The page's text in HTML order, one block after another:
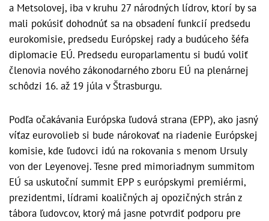
a Metsolovej, iba v kruhu 27 národných lídrov, ktorí by sa
mali pokúsiť dohodnúť sa na obsadení funkcií predsedu
eurokomisie, predsedu Európskej rady a budúceho šéfa
diplomacie EÚ. Predsedu europarlamentu si budú voliť
členovia nového zákonodarného zboru EÚ na plenárnej
schôdzi 16. až 19 júla v Štrasburgu.
Podľa očakávania Európska ľudová strana (EPP), ako jasný
víťaz eurovolieb si bude nárokovať na riadenie Európskej
komisie, kde ľudovci idú na rokovania s menom Ursuly
von der Leyenovej. Tesne pred mimoriadnym summitom
EÚ sa uskutoční summit EPP s európskymi premiérmi,
prezidentmi, lídrami koaličných aj opozičných strán z
tábora ľudovcov, ktorý má jasne potvrdiť podporu pre